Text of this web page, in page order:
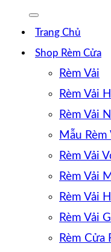
Trang Chủ
Shop Rèm Cửa
Rèm Vải
Rèm Vải
Rèm Vải
Mẫu Rèm
Rèm Vải
Rèm Vải
Rèm Vải
Rèm Vải
Rèm Cửa